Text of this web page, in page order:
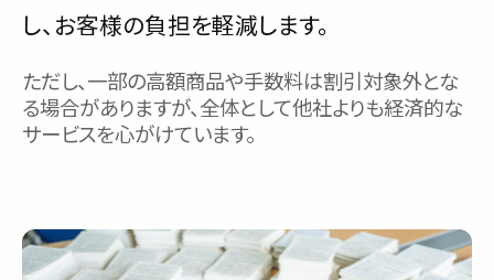
し、お客様の負担を軽減します。
ただし、一部の高額商品や手数料は割引対象外とな
る場合がありますが、全体として他社よりも経済的な
サービスを心がけています。